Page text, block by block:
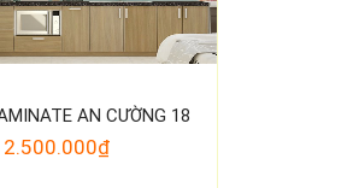
AN CƯỜNG 18
2.500.000₫